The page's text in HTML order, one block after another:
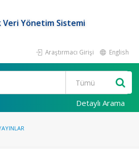
Veri Yönetim Sistemi
Araştırmacı Girişi English
Detaylı Arama